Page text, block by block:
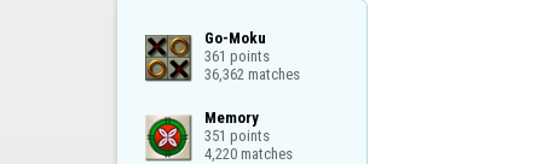
Go-Moku
361 points
36,362 matches
Memory
351 points
4,220 matches